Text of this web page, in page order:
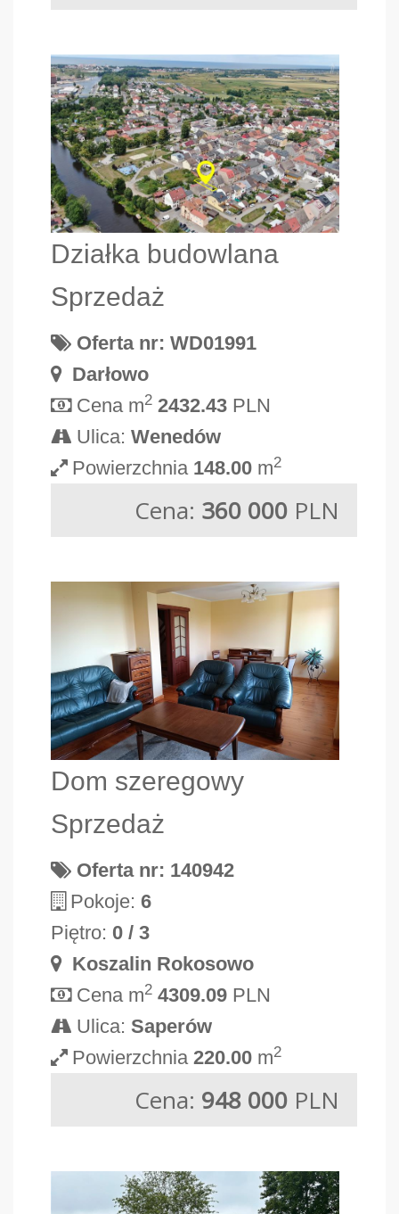
Działka budowlana
Sprzedaż
Oferta nr: WD01991
Darłowo
Cena m2 2432.43 PLN
Ulica:Wenedów
Powierzchnia 148.00 m2
Cena: 360 000 PLN
Dom szeregowy
Sprzedaż
Oferta nr: 140942
Pokoje:6
Piętro: 0 / 3
Koszalin Rokosowo
Cena m2 4309.09 PLN
Ulica: Saperów
Powierzchnia220.00 m2
Cena: 948 000 PLN